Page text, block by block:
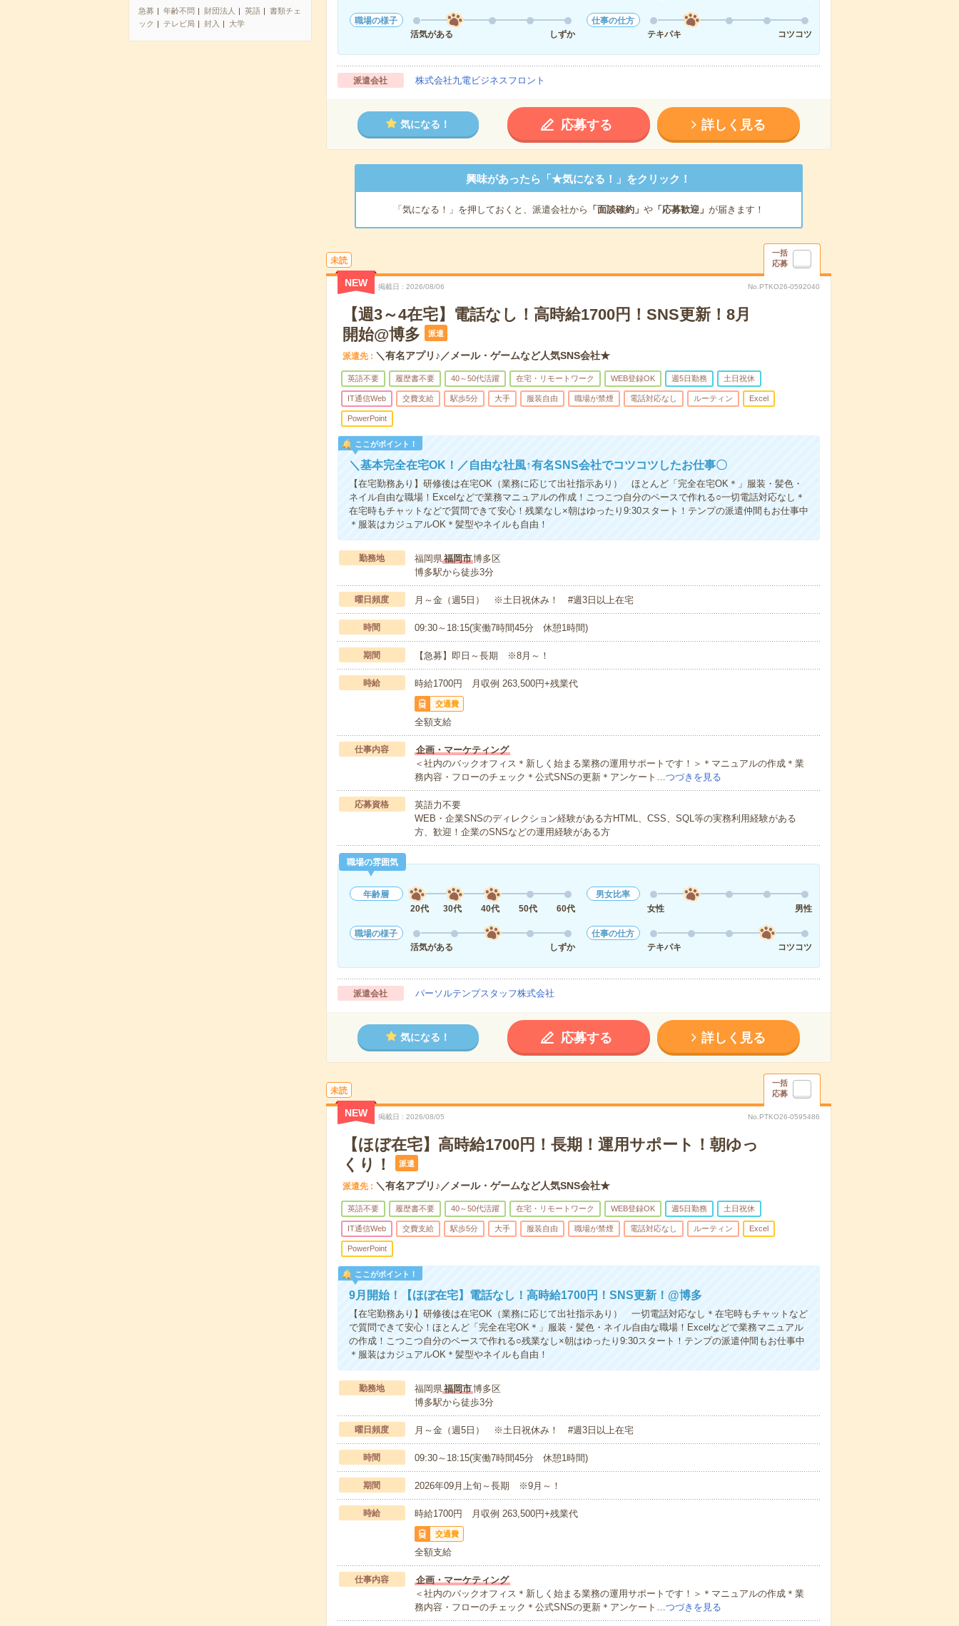
急募 年齢不問 財団法人 英語
書類チェ
ック
テレビ局 封入 大学
職場の様子
活気がある
しずか
仕事の仕方
テキパキ
コツコツ
派遣会社 株式会社九電ビジネスフロント
気になる！ 応募する 詳しく見る
興味があったら「★気になる！」をクリック！
「気になる！」を押しておくと、派遣会社から 「面談確約」 や「応募歓迎」 が届きます！
未読
一括
応募
NEW 掲載日 2026/08/06 No.PTKO26-0592040
【週3～4在宅】電話なし！高時給1700円！SNS更新！8月
開始@博多
派遣
派遣先 ＼有名アプリ♪／メール・ゲームなど人気SNS会社★
英語不要 履歴書不要 40～50代活躍 在宅・リモートワーク WEB登録OK 週5日勤務 土日祝休
IT通信Web 交費支給 駅歩5分 大手 服装自由 職場が禁煙 電話対応なし ルーティン Excel
PowerPoint
ここがポイント！
＼基本完全在宅OK！／自由な社風↑有名SNS会社でコツコツしたお仕事〇
【在宅勤務あり】研修後は在宅OK（業務に応じて出社指示あり） ほとんど「完全在宅OK＊」服装・髪色・
ネイル自由な職場！Excelなどで業務マニュアルの作成！こつこつ自分のペースで作れる○一切電話対応なし＊
在宅時もチャットなどで質問できて安心！残業なし×朝はゆったり9:30スタート！テンプの派遣仲間もお仕事中
＊服装はカジュアルOK＊髪型やネイルも自由！
勤務地 福岡県福岡市博多区
博多駅から徒歩3分
曜日頻度 月～金（週5日） ※土日祝休み！ #週3日以上在宅
時間 09:30～18:15(実働7時間45分 休憩1時間)
期間 【急募】即日～長期 ※8月～！
時給 時給1700円 月収例 263,500円+残業代
交通費
全額支給
仕事内容
企画・マーケティング
＜社内のバックオフィス＊新しく始まる業務の運用サポートです！＞＊マニュアルの作成＊業
務内容・フローのチェック＊公式SNSの更新＊アンケート…つづきを見る
応募資格
英語力不要
WEB・企業SNSのディレクション経験がある方HTML、CSS、SQL等の実務利用経験がある
方、歓迎！企業のSNSなどの運用経験がある方
職場の雰囲気
年齢層
20代
30代 40代 50代 60代
男女比率
女性
男性
職場の様子
活気がある
しずか
仕事の仕方
テキパキ
コツコツ
派遣会社 パーソルテンプスタッフ株式会社
気になる！ 応募する 詳しく見る
未読
一括
応募
NEW 掲載日 2026/08/05 No.PTKO26-0595486
【ほぼ在宅】高時給1700円！長期！運用サポート！朝ゆっ
くり！
派遣
派遣先 ＼有名アプリ♪／メール・ゲームなど人気SNS会社★
英語不要 履歴書不要 40～50代活躍 在宅・リモートワーク WEB登録OK 週5日勤務 土日祝休
IT通信Web 交費支給 駅歩5分 大手 服装自由 職場が禁煙 電話対応なし ルーティン Excel
PowerPoint
ここがポイント！
9月開始！【ほぼ在宅】電話なし！高時給1700円！SNS更新！@博多
【在宅勤務あり】研修後は在宅OK（業務に応じて出社指示あり） 一切電話対応なし＊在宅時もチャットなど
で質問できて安心！ほとんど「完全在宅OK＊」服装・髪色・ネイル自由な職場！Excelなどで業務マニュアル
の作成！こつこつ自分のペースで作れる○残業なし×朝はゆったり9:30スタート！テンプの派遣仲間もお仕事中
＊服装はカジュアルOK＊髪型やネイルも自由！
勤務地 福岡県福岡市博多区
博多駅から徒歩3分
曜日頻度 月～金（週5日） ※土日祝休み！ #週3日以上在宅
時間 09:30～18:15(実働7時間45分 休憩1時間)
期間 2026年09月上旬～長期 ※9月～！
時給 時給1700円 月収例 263,500円+残業代
交通費
全額支給
仕事内容
企画・マーケティング
＜社内のバックオフィス＊新しく始まる業務の運用サポートです！＞＊マニュアルの作成＊業
務内容・フローのチェック＊公式SNSの更新＊アンケート…つづきを見る